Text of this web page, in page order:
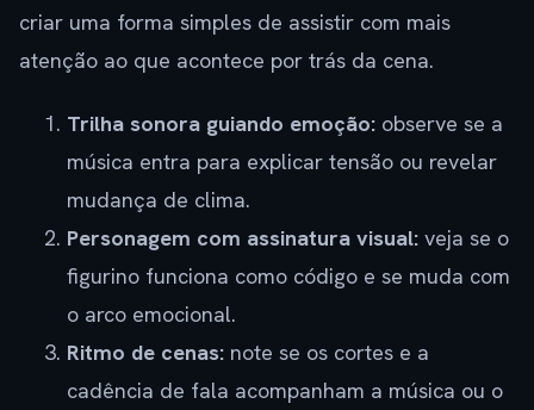
criar uma forma simples de assistir com mais
atenção ao que acontece por trás da cena.
Trilha sonora guiando emoção: observe se a
música entra para explicar tensão ou revelar
mudança de clima.
Personagem com assinatura visual: veja se o
figurino funciona como código e se muda com
o arco emocional.
Ritmo de cenas: note se os cortes e a
cadência de fala acompanham a música ou o